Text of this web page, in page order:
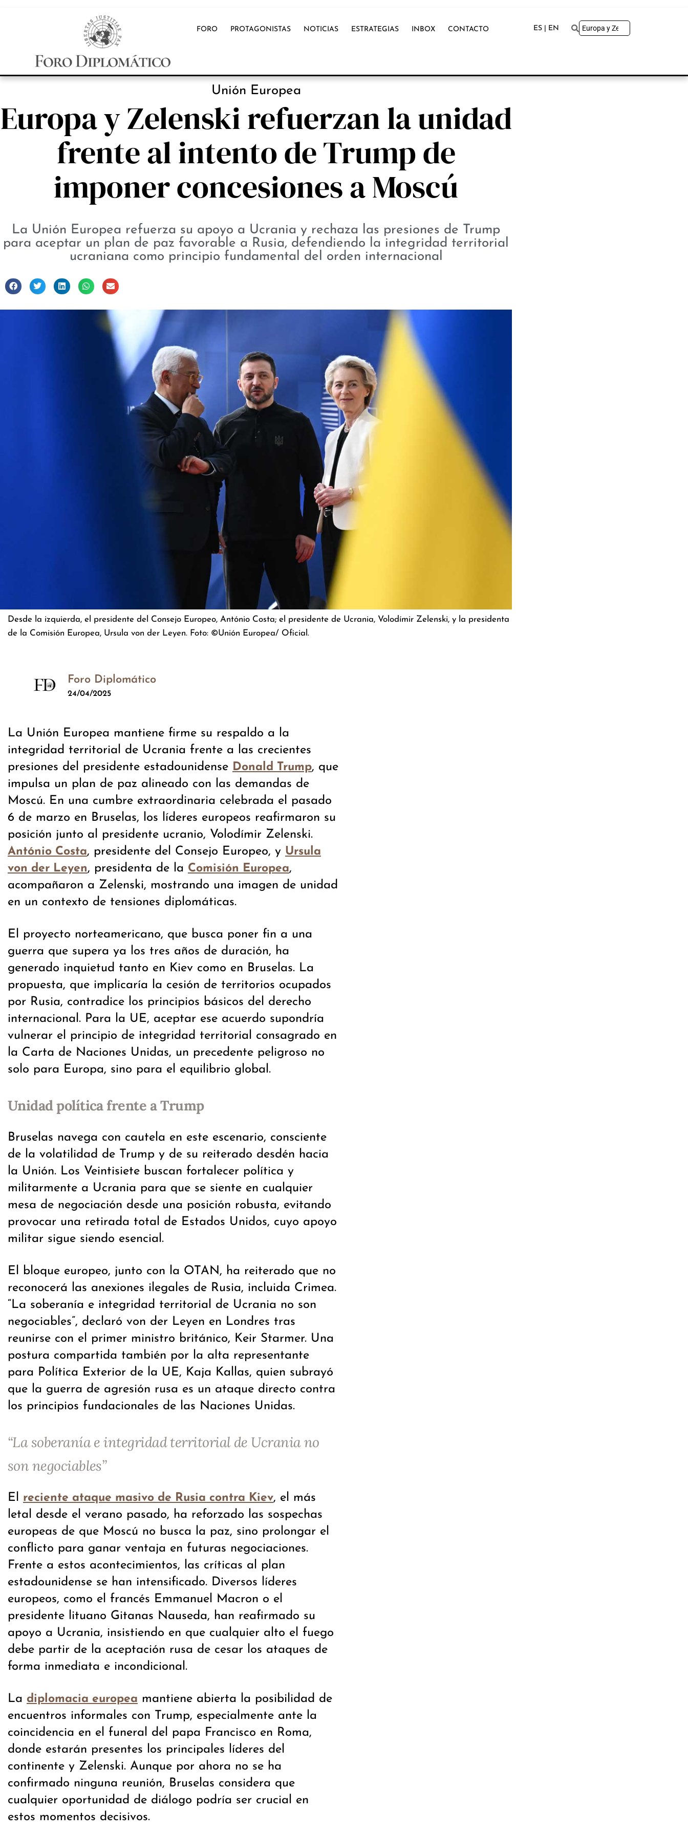
FORO PROTAGONISTAS NOTICIAS ESTRATEGIAS INBOX CONTACTO ES | EN
Unión Europea
Europa y Zelenski refuerzan la unidad
frente al intento de Trump de
imponer concesiones a Moscú
La Unión Europea refuerza su apoyo a Ucrania y rechaza las presiones de Trump
para aceptar un plan de paz favorable a Rusia, defendiendo la integridad territorial
ucraniana como principio fundamental del orden internacional
Desde la izquierda, el presidente del Consejo Europeo, António Costa; el presidente de Ucrania, Volodímir Zelenski, y la presidenta
de la Comisión Europea, Ursula von der Leyen. Foto: ©Unión Europea/ Oficial.
Foro Diplomático
24/04/2025
La Unión Europea mantiene firme su respaldo a la
integridad territorial de Ucrania frente a las crecientes
presiones del presidente estadounidense Donald Trump, que
impulsa un plan de paz alineado con las demandas de
Moscú. En una cumbre extraordinaria celebrada el pasado
6 de marzo en Bruselas, los líderes europeos reafirmaron su
posición junto al presidente ucranio, Volodímir Zelenski.
António Costa, presidente del Consejo Europeo, y Ursula
von der Leyen, presidenta de la Comisión Europea,
acompañaron a Zelenski, mostrando una imagen de unidad
en un contexto de tensiones diplomáticas.
El proyecto norteamericano, que busca poner fin a una
guerra que supera ya los tres años de duración, ha
generado inquietud tanto en Kiev como en Bruselas. La
propuesta, que implicaría la cesión de territorios ocupados
por Rusia, contradice los principios básicos del derecho
internacional. Para la UE, aceptar ese acuerdo supondría
vulnerar el principio de integridad territorial consagrado en
la Carta de Naciones Unidas, un precedente peligroso no
solo para Europa, sino para el equilibrio global.
Unidad política frente a Trump
Bruselas navega con cautela en este escenario, consciente
de la volatilidad de Trump y de su reiterado desdén hacia
la Unión. Los Veintisiete buscan fortalecer política y
militarmente a Ucrania para que se siente en cualquier
mesa de negociación desde una posición robusta, evitando
provocar una retirada total de Estados Unidos, cuyo apoyo
militar sigue siendo esencial.
El bloque europeo, junto con la OTAN, ha reiterado que no
reconocerá las anexiones ilegales de Rusia, incluida Crimea.
“La soberanía e integridad territorial de Ucrania no son
negociables”, declaró von der Leyen en Londres tras
reunirse con el primer ministro británico, Keir Starmer. Una
postura compartida también por la alta representante
para Política Exterior de la UE, Kaja Kallas, quien subrayó
que la guerra de agresión rusa es un ataque directo contra
los principios fundacionales de las Naciones Unidas.
“La soberanía e integridad territorial de Ucrania no
son negociables”
El reciente ataque masivo de Rusia contra Kiev, el más
letal desde el verano pasado, ha reforzado las sospechas
europeas de que Moscú no busca la paz, sino prolongar el
conflicto para ganar ventaja en futuras negociaciones.
Frente a estos acontecimientos, las críticas al plan
estadounidense se han intensificado. Diversos líderes
europeos, como el francés Emmanuel Macron o el
presidente lituano Gitanas Nauseda, han reafirmado su
apoyo a Ucrania, insistiendo en que cualquier alto el fuego
debe partir de la aceptación rusa de cesar los ataques de
forma inmediata e incondicional.
La diplomacia europea mantiene abierta la posibilidad de
encuentros informales con Trump, especialmente ante la
coincidencia en el funeral del papa Francisco en Roma,
donde estarán presentes los principales líderes del
continente y Zelenski. Aunque por ahora no se ha
confirmado ninguna reunión, Bruselas considera que
cualquier oportunidad de diálogo podría ser crucial en
estos momentos decisivos.